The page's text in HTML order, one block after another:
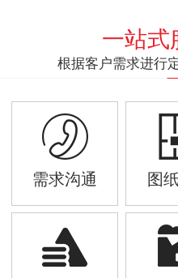
一站式
根据客户需求进行
需求沟通 图